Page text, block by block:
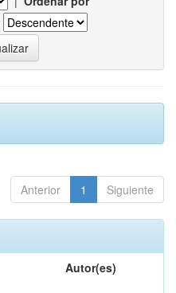
Anterior 1 Siguiente
Autor(es)